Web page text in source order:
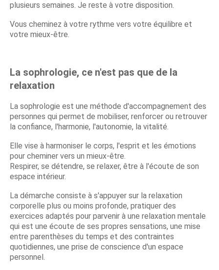
plusieurs semaines. Je reste à votre disposition.
Vous cheminez à votre rythme vers votre équilibre et
votre mieux-être.
La sophrologie, ce n'est pas que de la
relaxation
La sophrologie est une méthode d'accompagnement des
personnes qui permet de mobiliser, renforcer ou retrouver
la confiance, l'harmonie, l'autonomie, la vitalité.
Elle vise à harmoniser le corps, l'esprit et les émotions
pour cheminer vers un mieux-être.
Respirer, se détendre, se relaxer, être à l'écoute de son
espace intérieur.
La démarche consiste à s'appuyer sur la relaxation
corporelle plus ou moins profonde, pratiquer des
exercices adaptés pour parvenir à une relaxation mentale
qui est une écoute de ses propres sensations, une mise
entre parenthèses du temps et des contraintes
quotidiennes, une prise de conscience d'un espace
personnel.